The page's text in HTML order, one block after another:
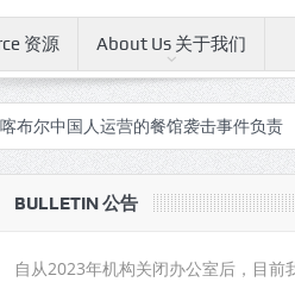
资源 About Us 关于我们
人运营的餐馆袭击事件负责 文社
BULLETIN 公告
自从2023年机构关闭办公室后，目前